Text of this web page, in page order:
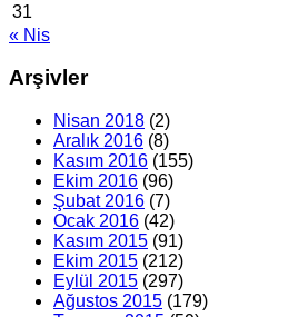
31
« Nis
Arşivler
Nisan 2018 (2)
Aralık 2016 (8)
Kasım 2016 (155)
Ekim 2016 (96)
Şubat 2016 (7)
Ocak 2016 (42)
Kasım 2015 (91)
Ekim 2015 (212)
Eylül 2015 (297)
Ağustos 2015 (179)